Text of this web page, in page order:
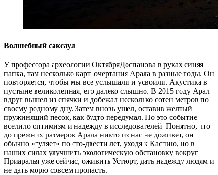
Волшебный саксаул
У профессора археологии ОктябряДоспанова в руках синяя
папка, там несколько карт, очертания Арала в разные годы. Он
повторяется, чтобы мы все услышали и усвоили. Акустика в
пустыне великолепная, его далеко слышно. В 2015 году Арал
вдруг вышел из спячки и добежал несколько сотен метров по
своему родному дну. Затем вновь ушел, оставив желтый
пружинящий песок, как будто передумал. Но это событие
вселило оптимизм и надежду в исследователей. Понятно, что
до прежних размеров Арала никто из нас не доживет, он
обычно «гуляет» по сто-двести лет, уходя к Каспию, но в
наших силах улучшить экологическую обстановку вокруг
Приаралья уже сейчас, оживить Устюрт, дать надежду людям и
не дать морю совсем пропасть.